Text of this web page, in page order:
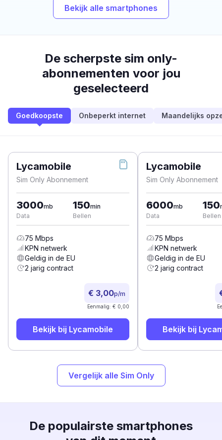
Bekijk alle smartphones
De scherpste sim only-
abonnementen voor jou
geselecteerd
Goedkoopste Onbeperkt internet Maandelijks
Lycamobile
Sim Only Abonnement
3000mb
Data
150min
Bellen
75 Mbps
KPN netwerk
Geldig in de EU
2 jarig contract
€ 3,00p/m
Eenmalig: € 0,00
Bekijk bij Lycamobile
Lycamobile
Sim Only Abonnement
6000mb
Data
150
Bellen
75 Mbps
KPN netwerk
Geldig in de EU
2 jarig contract
Bekijk bij
Vergelijk alle Sim Only
De populairste smartphones